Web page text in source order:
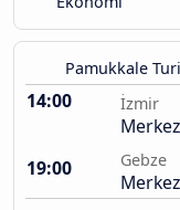
Pamukkale
14:00 İzmir
19:00
Gebze